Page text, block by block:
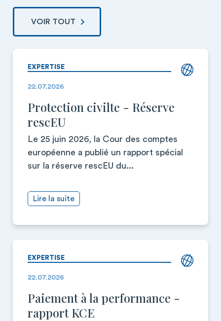
VOIR TOUT
EXPERTISE
22.07.2026
Protection civilte - Réserve
rescEU
Le 25 juin 2026, la Cour des comptes
européenne a publié un rapport spécial
sur la réserve rescEU du...
Lire la suite
EXPERTISE
22.07.2026
Paiement à la performance -
rapport KCE